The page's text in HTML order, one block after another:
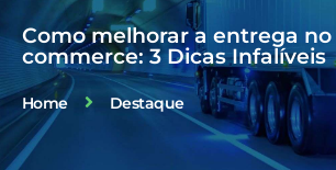
Como melhorar a entrega no
commerce: 3 Dicas Infalíveis
Home Destaque